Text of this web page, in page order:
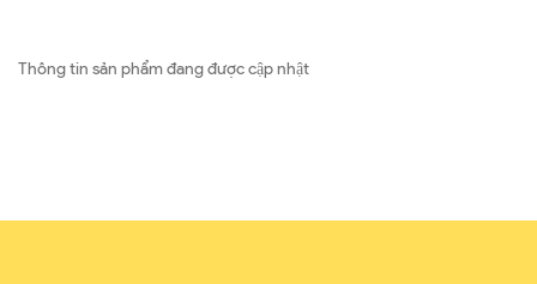
Thông tin sản phẩm đang được cập nhật